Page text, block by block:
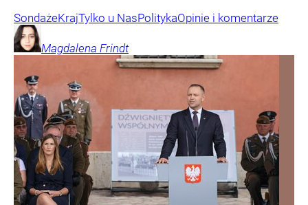
SondażeKrajTylko u NasPolitykaOpinie i komentarze
Magdalena Frindt